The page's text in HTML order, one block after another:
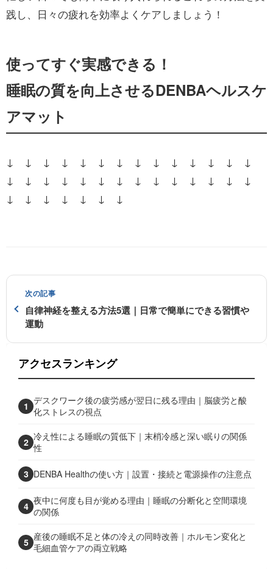
践し、日々の疲れを効率よくケアしましょう！
使ってすぐ実感できる！
睡眠の質を向上させるDENBAヘルスケ
アマット
↓ ↓ ↓ ↓ ↓ ↓ ↓ ↓ ↓ ↓ ↓ ↓ ↓ ↓
↓ ↓ ↓ ↓ ↓ ↓ ↓ ↓ ↓ ↓ ↓ ↓ ↓ ↓
↓ ↓ ↓ ↓ ↓ ↓ ↓
次の記事
自律神経を整える方法5選｜日常で簡単にできる習慣や
運動
アクセスランキング
1 デスクワーク後の疲労感が翌日に残る理由｜脳疲労と酸
化ストレスの視点
2 冷え性による睡眠の質低下｜末梢冷感と深い眠りの関係
性
3 DENBA Healthの使い方｜設置・接続と電源操作の注意点
4 夜中に何度も目が覚める理由｜睡眠の分断化と空間環境
の関係
5 産後の睡眠不足と体の冷えの同時改善｜ホルモン変化と
毛細血管ケアの両立戦略